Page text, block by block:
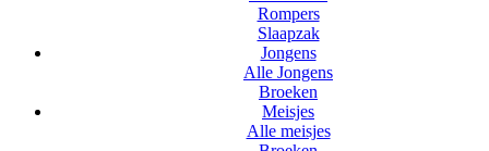
Rompers
Slaapzak
Jongens
Alle Jongens
Broeken
Meisjes
Alle meisjes